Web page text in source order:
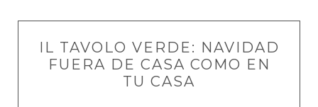
IL TAVOLO VERDE: NAVIDAD
FUERA DE CASA COMO EN
TU CASA